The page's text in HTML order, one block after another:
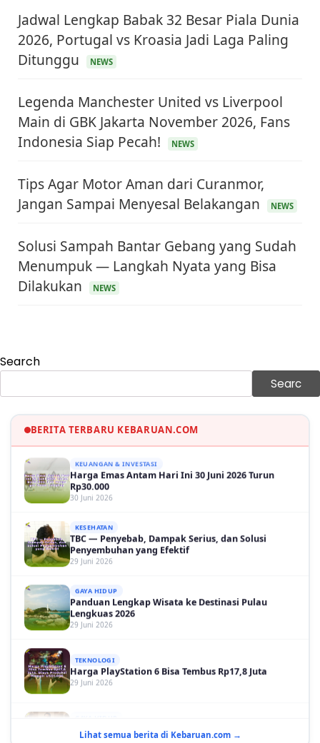
Jadwal Lengkap Babak 32 Besar Piala Dunia
2026, Portugal vs Kroasia Jadi Laga Paling
Ditunggu
NEWS
Legenda Manchester United vs Liverpool
Main di GBK Jakarta November 2026, Fans
Indonesia Siap Pecah!
NEWS
Tips Agar Motor Aman dari Curanmor,
Jangan Sampai Menyesal Belakangan
NEWS
Solusi Sampah Bantar Gebang yang Sudah
Menumpuk — Langkah Nyata yang Bisa
Dilakukan
NEWS
Search
Searc
BERITA TERBARU KEBARUAN.COM
KEUANGAN & INVESTASI
Harga Minyak Dunia Hari Ini Naik, WTI dan Brent
Sama-sama Menguat
30 Juni 2026
OLAH RAGA
Hasil Brasil vs Jepang 2-1: Comeback Dramatis, Gol
KEUANGAN & INVESTASI
Harga Emas Antam Hari Ini 30 Juni 2026 Turun
30 Juni 2026
KESEHATAN
29 Juni 2026
GAYA HIDUP
29 Juni 2026
TEKNOLOGI
29 Juni 2026
GAYA HIDUP
Lihat semua berita di Kebaruan.com →